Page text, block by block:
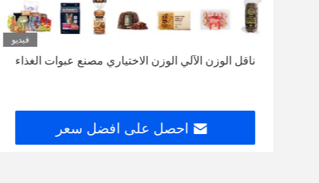
فيديو
ناقل الوزن الآلي الوزن الاختياري مصنع عبوات الغذاء
احصل على افضل سعر